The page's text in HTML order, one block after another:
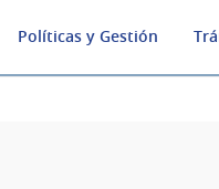
Políticas y Gestión